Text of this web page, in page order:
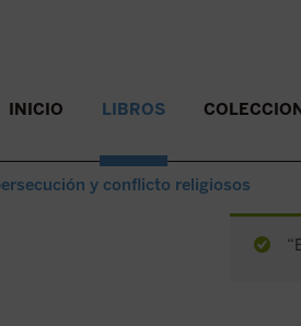
INICIO LIBROS
y conflicto religiosos